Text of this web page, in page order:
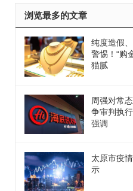
浏览最多的文章
纯度造假
警惕！“购
猫腻
周强对常
争审判执
强调
太原市疫
示